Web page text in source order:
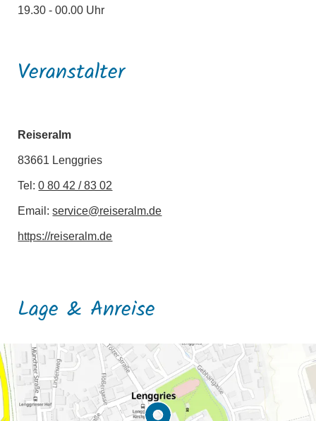
19.30 - 00.00 Uhr
Veranstalter
Reiseralm
83661 Lenggries
Tel:0 80 42 / 83 02
Email:service@reiseralm.de
https://reiseralm.de
Lage & Anreise